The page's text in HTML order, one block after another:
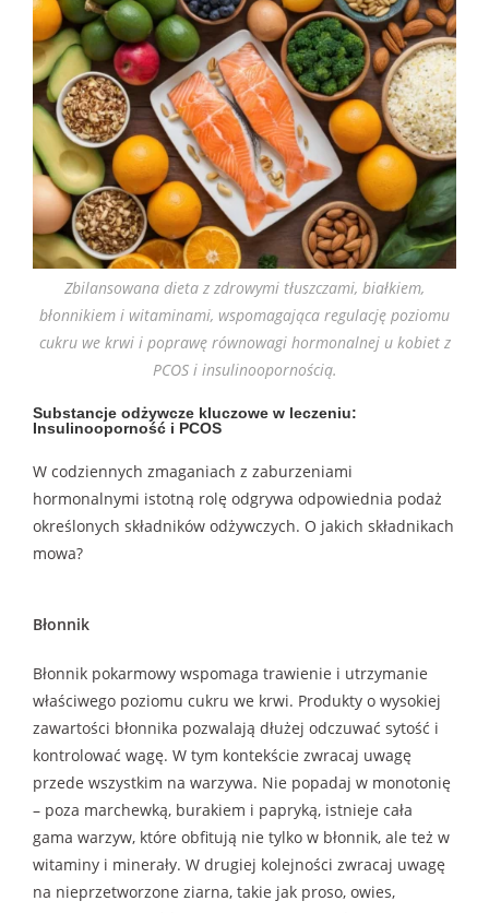
Zbilansowana dieta z zdrowymi tłuszczami, białkiem,
błonnikiem i witaminami, wspomagająca regulację poziomu
cukru we krwi i poprawę równowagi hormonalnej u kobiet z
PCOS i insulinoopornością.
Substancje odżywcze kluczowe w leczeniu:
Insulinooporność i PCOS
W codziennych zmaganiach z zaburzeniami
hormonalnymi istotną rolę odgrywa odpowiednia podaż
określonych składników odżywczych. O jakich składnikach
mowa?
Błonnik
Błonnik pokarmowy wspomaga trawienie i utrzymanie
właściwego poziomu cukru we krwi. Produkty o wysokiej
zawartości błonnika pozwalają dłużej odczuwać sytość i
kontrolować wagę. W tym kontekście zwracaj uwagę
przede wszystkim na warzywa. Nie popadaj w monotonię
– poza marchewką, burakiem i papryką, istnieje cała
gama warzyw, które obfitują nie tylko w błonnik, ale też w
witaminy i minerały. W drugiej kolejności zwracaj uwagę
na nieprzetworzone ziarna, takie jak proso, owies,